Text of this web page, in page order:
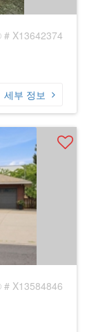
# X13642374
세부 정보
# X13584846